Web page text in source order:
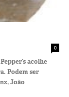
0
acolhe
Podem ser
João